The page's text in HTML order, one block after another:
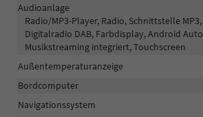
Audioanlage
Radio/MP3-Player, Radio, Schnittstelle
Digitalradio DAB, Farbdisplay, Android
Musikstreaming integriert, Touchscreen
Außentemperaturanzeige
Bordcomputer
Navigationssystem